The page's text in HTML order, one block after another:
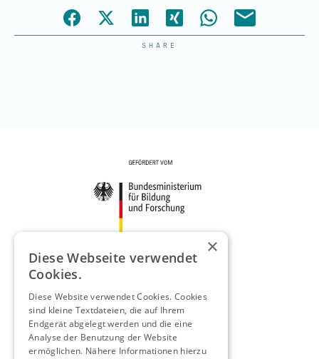
SHARE
×
Diese Webseite verwendet
Cookies.
Diese Website verwendet Cookies. Cookies
sind kleine Textdateien, die auf Ihrem
Endgerät abgelegt werden und die eine
Analyse der Benutzung der Website
ermöglichen. Nähere Informationen hierzu